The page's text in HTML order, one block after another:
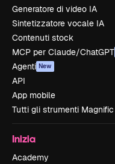
Generatore di video IA
Sintetizzatore vocale IA
Contenuti stock
MCP per Claude/ChatGPT
Agenti New
API
App mobile
Tutti gli strumenti Magnific
Inizia
Academy